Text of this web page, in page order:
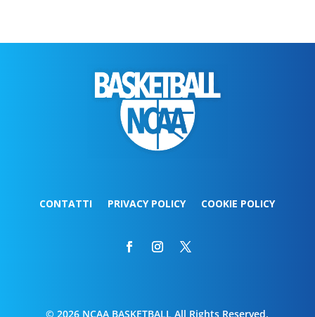
CONTATTI PRIVACY POLICY COOKIE POLICY
© 2026 NCAA BASKETBALL All Rights Reserved.